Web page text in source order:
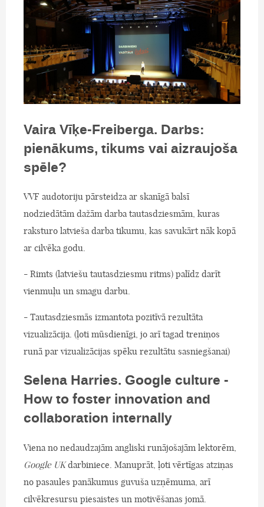
Vaira Vīķe-Freiberga. Darbs:
pienākums, tikums vai aizraujoša
spēle?
VVF audotoriju pārsteidza ar skanīgā balsī
nodziedātām dažām darba tautasdziesmām, kuras
raksturo latvieša darba tikumu, kas savukārt nāk kopā
ar cilvēka godu.
- Rimts (latviešu tautasdziesmu ritms) palīdz darīt
vienmuļu un smagu darbu.
- Tautasdziesmās izmantota pozitīvā rezultāta
vizualizācija. (ļoti mūsdienīgi, jo arī tagad treniņos
runā par vizualizācijas spēku rezultātu sasniegšanai)
Selena Harries. Google culture -
How to foster innovation and
collaboration internally
Viena no nedaudzajām angliski runājošajām lektorēm,
Google UKdarbiniece. Manuprāt, ļoti vērtīgas atziņas
no pasaules panākumus guvuša uzņēmuma, arī
cilvēkresursu piesaistes un motivēšanas jomā.